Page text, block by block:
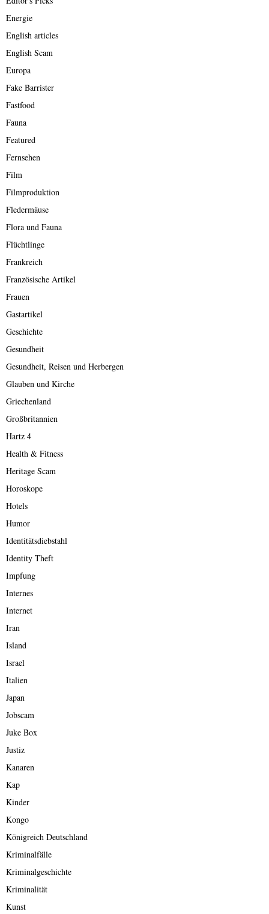
Energie
English articles
English Scam
Europa
Fake Barrister
Fastfood
Fauna
Featured
Fernsehen
Film
Filmproduktion
Fledermäuse
Flora und Fauna
Flüchtlinge
Frankreich
Französische Artikel
Frauen
Gastartikel
Geschichte
Gesundheit
Gesundheit, Reisen und Herbergen
Glauben und Kirche
Griechenland
Großbritannien
Hartz 4
Health & Fitness
Heritage Scam
Horoskope
Hotels
Humor
Identitätsdiebstahl
Identity Theft
Impfung
Internes
Internet
Iran
Island
Israel
Italien
Japan
Jobscam
Juke Box
Justiz
Kanaren
Kap
Kinder
Kongo
Königreich Deutschland
Kriminalfälle
Kriminalgeschichte
Kriminalität
Kunst